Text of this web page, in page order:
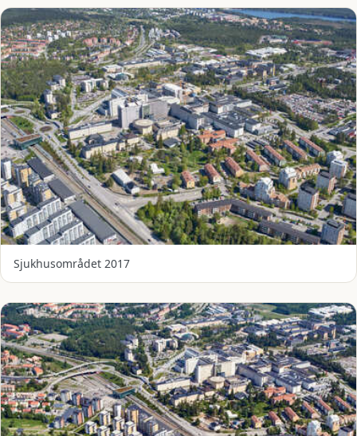
Sjukhusområdet 2017